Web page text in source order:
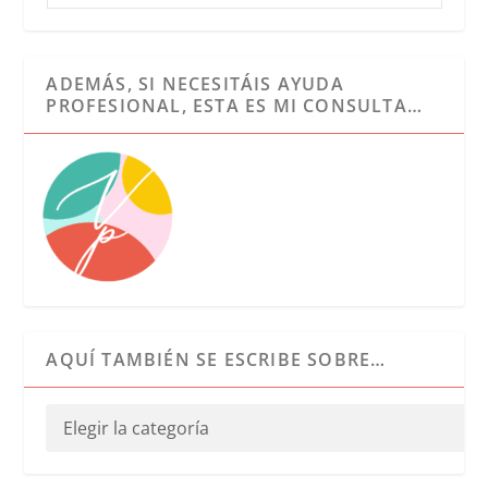
ADEMÁS, SI NECESITÁIS AYUDA
PROFESIONAL, ESTA ES MI CONSULTA…
AQUÍ TAMBIÉN SE ESCRIBE SOBRE…